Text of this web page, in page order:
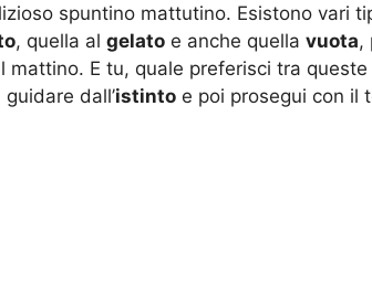
spuntino mattutino. Esistono vari
, quella al gelato e anche quella vuota,
mattino. E tu, quale preferisci tra
dall’istinto e poi prosegui con il